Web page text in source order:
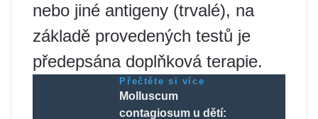
nebo jiné antigeny (trvalé), na
základě provedených testů je
předepsána doplňková terapie.
Přečtěte si více
Molluscum
contagiosum u dětí: